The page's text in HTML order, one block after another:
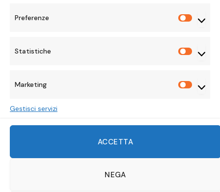
Preferenze
Statistiche
Marketing
Gestisci servizi
ACCETTA
NEGA
InstagramPinterestMastodon